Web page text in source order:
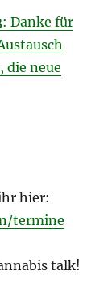
Danke für
die neue
hier:
termine
talk!